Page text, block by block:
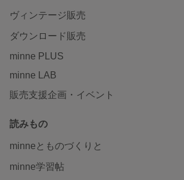
ヴィンテージ販売
ダウンロード販売
minne PLUS
minne LAB
販売支援企画・イベント
読みもの
minneとものづくりと
minne学習帖